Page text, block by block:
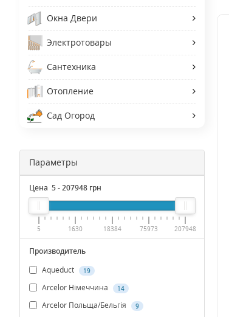
Параметры
Цена 5-207948 грн
5 1630 18384 75973 207948
Производитель
Aqueduct
19
Arcelor Німеччина 14
Arcelor Польща/Бельгія 9
Окна Двери
Электротовары
Сантехника
Отопление
Сад Огород